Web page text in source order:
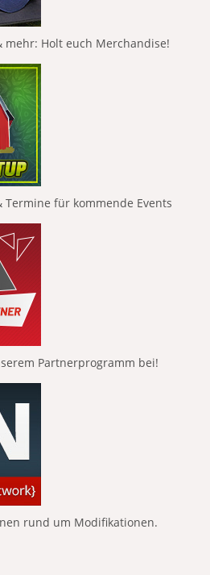
mehr: Holt euch Merchandise!
Termine für kommende Events
Partnerprogramm bei!
rund um Modifikationen.